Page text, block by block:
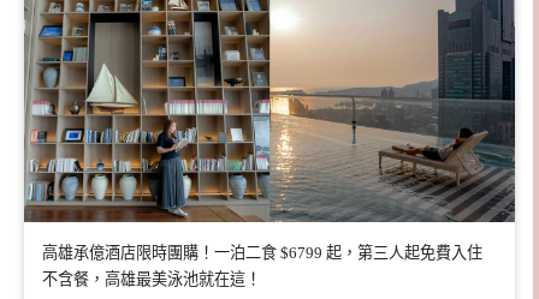
高雄承億酒店限時團購！一泊二食 $6799 起，第三人起免費入住
不含餐，高雄最美泳池就在這！